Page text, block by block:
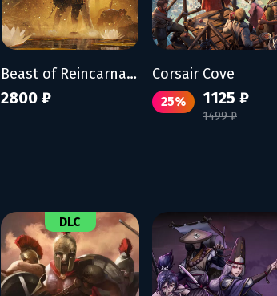
Beast of Reincarnation
2800 ₽
Corsair Cove
25% 1125 ₽
1499 ₽
DLC